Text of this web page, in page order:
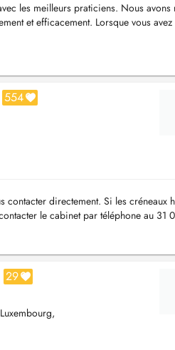
les meilleurs praticiens. Nous
et efficacement. Lorsque vous
somm...
554
contacter directement. Si les
le cabinet par téléphone au 31
29